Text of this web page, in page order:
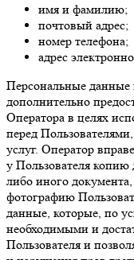
имя и фамилию;
почтовый адрес;
номер телефона;
адрес
Персональные данные
дополнительно
Оператора в целях
перед
услуг. Оператор
у Пользователя копию
либо иного
фотографию
данные, которые, по
необходимыми и
Пользователя и